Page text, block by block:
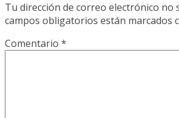
Tu dirección de correo electrónico no
campos obligatorios están marcados
Comentario *